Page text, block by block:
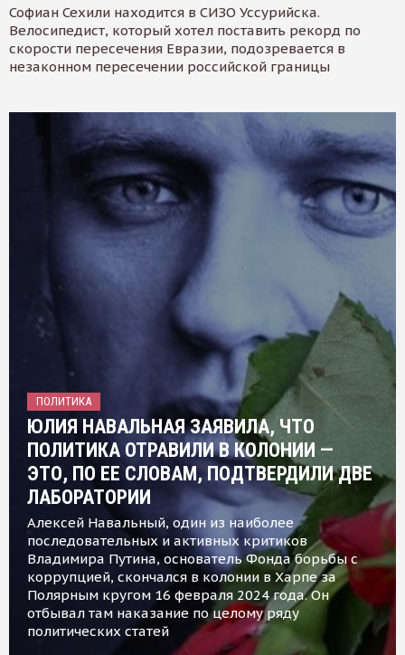
Софиан Сехили находится в СИЗО Уссурийска.
Велосипедист, который хотел поставить рекорд по
скорости пересечения Евразии, подозревается в
незаконном пересечении российской границы
ПОЛИТИКА
ЮЛИЯ НАВАЛЬНАЯ ЗАЯВИЛА, ЧТО
ПОЛИТИКА ОТРАВИЛИ В КОЛОНИИ —
ЭТО, ПО ЕЕ СЛОВАМ, ПОДТВЕРДИЛИ ДВЕ
ЛАБОРАТОРИИ
Алексей Навальный, один из наиболее
последовательных и активных критиков
Владимира Путина, основатель Фонда борьбы с
коррупцией, скончался в колонии в Харпе за
Полярным кругом 16 февраля 2024 года. Он
отбывал там наказание по целому ряду
политических статей